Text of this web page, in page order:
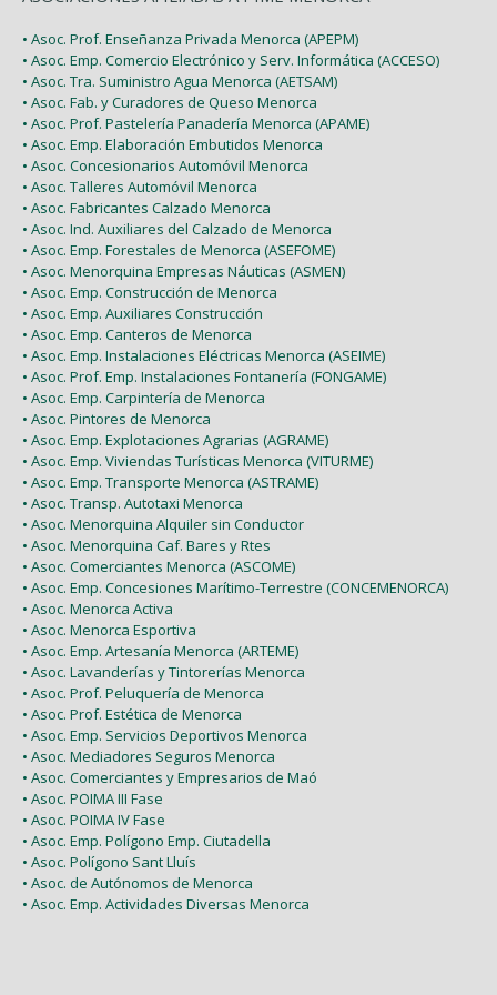
• Asoc. Prof. Enseñanza Privada Menorca (APEPM)
• Asoc. Emp. Comercio Electrónico y Serv. Informática (ACCESO)
• Asoc. Tra. Suministro Agua Menorca (AETSAM)
• Asoc. Fab. y Curadores de Queso Menorca
• Asoc. Prof. Pastelería Panadería Menorca (APAME)
• Asoc. Emp. Elaboración Embutidos Menorca
• Asoc. Concesionarios Automóvil Menorca
• Asoc. Talleres Automóvil Menorca
• Asoc. Fabricantes Calzado Menorca
• Asoc. Ind. Auxiliares del Calzado de Menorca
• Asoc. Emp. Forestales de Menorca (ASEFOME)
• Asoc. Menorquina Empresas Náuticas (ASMEN)
• Asoc. Emp. Construcción de Menorca
• Asoc. Emp. Auxiliares Construcción
• Asoc. Emp. Canteros de Menorca
• Asoc. Emp. Instalaciones Eléctricas Menorca (ASEIME)
• Asoc. Prof. Emp. Instalaciones Fontanería (FONGAME)
• Asoc. Emp. Carpintería de Menorca
• Asoc. Pintores de Menorca
• Asoc. Emp. Explotaciones Agrarias (AGRAME)
• Asoc. Emp. Viviendas Turísticas Menorca (VITURME)
• Asoc. Emp. Transporte Menorca (ASTRAME)
• Asoc. Transp. Autotaxi Menorca
• Asoc. Menorquina Alquiler sin Conductor
• Asoc. Menorquina Caf. Bares y Rtes
• Asoc. Comerciantes Menorca (ASCOME)
• Asoc. Emp. Concesiones Marítimo-Terrestre (CONCEMENORCA)
• Asoc. Menorca Activa
• Asoc. Menorca Esportiva
• Asoc. Emp. Artesanía Menorca (ARTEME)
• Asoc. Lavanderías y Tintorerías Menorca
• Asoc. Prof. Peluquería de Menorca
• Asoc. Prof. Estética de Menorca
• Asoc. Emp. Servicios Deportivos Menorca
• Asoc. Mediadores Seguros Menorca
• Asoc. Comerciantes y Empresarios de Maó
• Asoc. POIMA III Fase
• Asoc. POIMA IV Fase
• Asoc. Emp. Polígono Emp. Ciutadella
• Asoc. Polígono Sant Lluís
• Asoc. de Autónomos de Menorca
• Asoc. Emp. Actividades Diversas Menorca